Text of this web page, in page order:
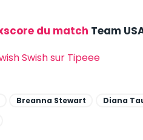
du match Team
Breanna Stewart Diana
Swish sur Tipeee